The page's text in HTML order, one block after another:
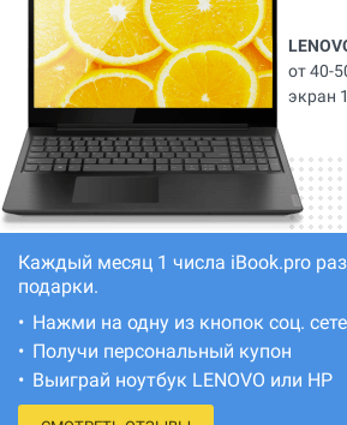
Каждый месяц 1 числа iBook.pro
подарки.
Нажми на одну из кнопок соц.
Получи персональный купон
Выиграй ноутбук LENOVO или HP
от 40-
экран